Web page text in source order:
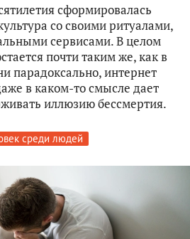
сформировалась
со своими ритуалами,
сервисами. В целом
почти таким же, как в
парадоксально, интернет
в каком-то смысле дает
иллюзию бессмертия.
среди людей